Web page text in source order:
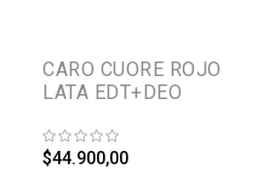
CARO CUORE ROJO
LATA EDT+DEO
$44.900,00